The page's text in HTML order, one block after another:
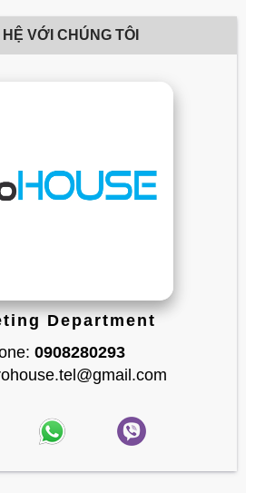
HỆ VỚI CHÚNG TÔI
Department
0908280293